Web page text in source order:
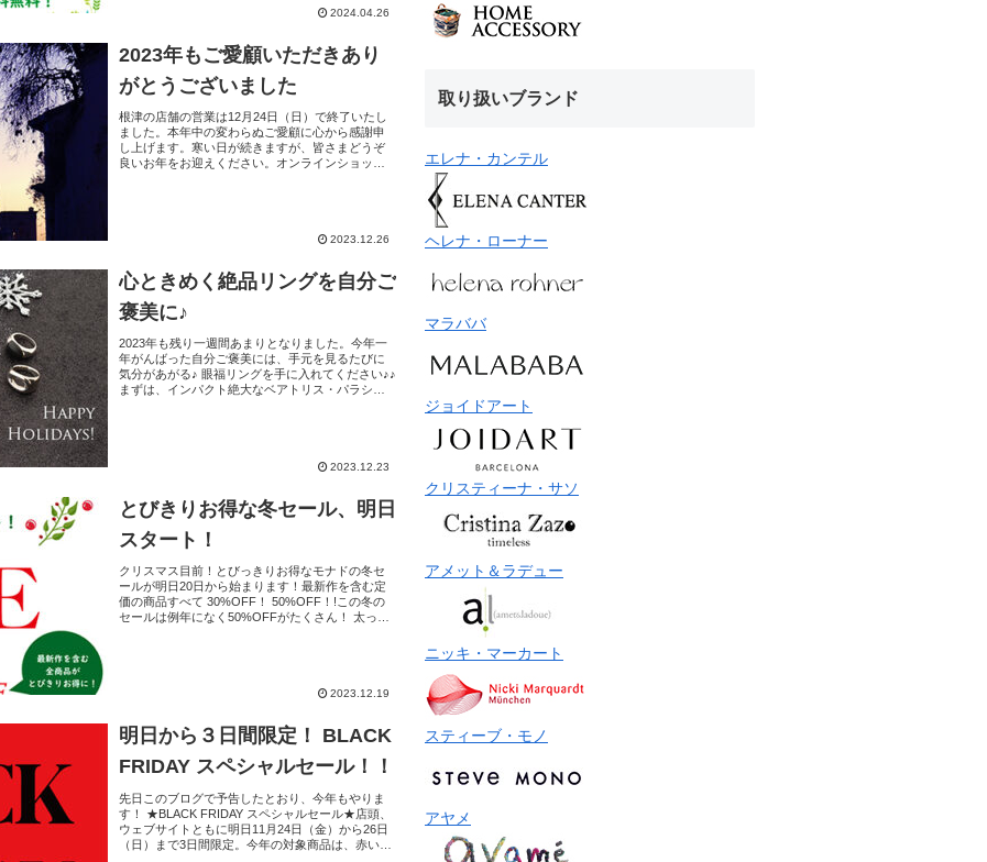
2024.04.26
2023年もご愛顧いただきあり
がとうございました
根津の店舗の営業は12月24日（日）で終了いたし
ました。本年中の変わらぬご愛顧に心から感謝申
し上げます。寒い日が続きますが、皆さまどうぞ
良いお年をお迎えください。オンラインショップ
2023.12.26
心ときめく絶品リングを自分ご
褒美に♪
2023年も残り一週間あまりとなりました。今年一
年がんばった自分ご褒美には、手元を見るたびに
気分があがる♪ 眼福リングを手に入れてください♪♪
まずは、インパクト絶大なベアトリス・パラシオ
2023.12.23
とびきりお得な冬セール、明日
スタート！
クリスマス目前！とびっきりお得なモナドの冬セ
ールが明日20日から始まります！最新作を含む定
価の商品すべて 30%OFF！ 50%OFF！!この冬の
セールは例年になく50%OFFがたくさん！ 太っ腹
2023.12.19
明日から３日間限定！ BLACK
FRIDAY スペシャルセール！！
先日このブログで予告したとおり、今年もやりま
す！ ★BLACK FRIDAY スペシャルセール★店頭、
ウェブサイトともに明日11月24日（金）から26日
（日）まで3日間限定。今年の対象商品は、赤いジ
取り扱いブランド
エレナ・カンテル
ヘレナ・ローナー
マラババ
ジョイドアート
クリスティーナ・サソ
アメット＆ラデュー
ニッキ・マーカート
スティーブ・モノ
アヤメ